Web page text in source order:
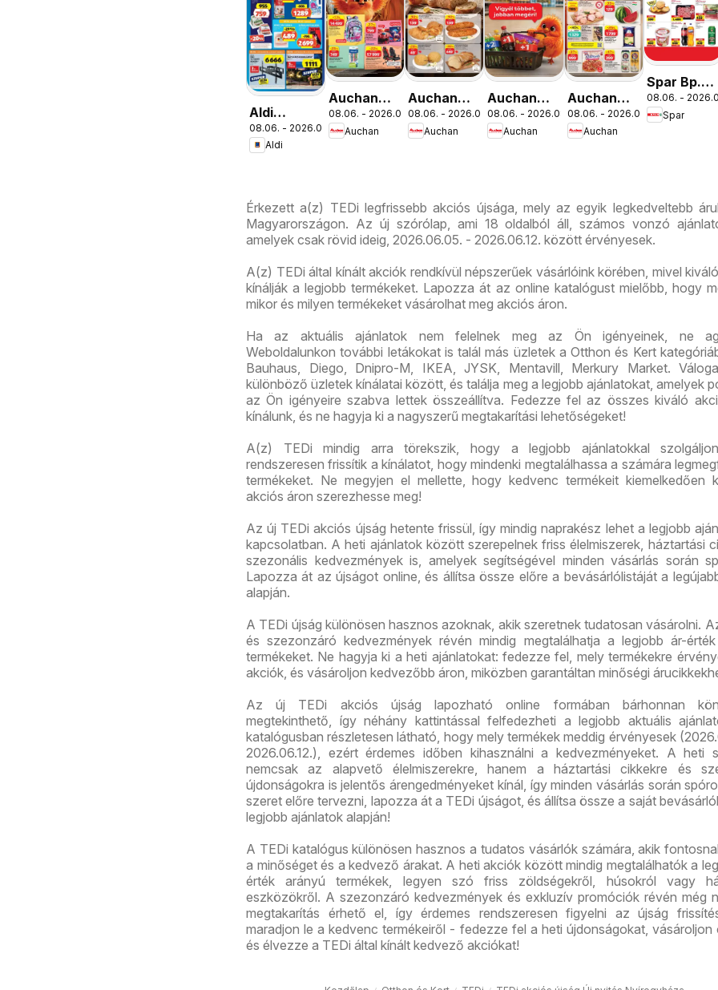
Aldi
aktuális
akciós
08.06. - 2026.08.12.
Aldi
Auchan
Iskolakezdés
ajánlatok
08.06. - 2026.08.19.
Auchan
Auchan
Pékség
ajánlataink
08.06. - 2026.08.12.
Auchan
Auchan
Mennyiségi
kedvezmény
08.06. - 2026.08.19.
Auchan
Auchan
Szupermarket
akciós
08.06. - 2026.08.12.
Auchan
Spar Bp.
XIII.
Országbíró
08.06. -
Spar
Érkezett a(z) TEDi legfrissebb akciós újsága, mely az egyik legkedveltebb
Magyarországon. Az új szórólap, ami 18 oldalból áll, számos vonzó
amelyek csak rövid ideig, 2026.06.05. - 2026.06.12. között érvényesek.
A(z) TEDi által kínált akciók rendkívül népszerűek vásárlóink körében, mivel
kínálják a legjobb termékeket. Lapozza át az online katalógust mielőbb, hogy
mikor és milyen termékeket vásárolhat meg akciós áron.
Ha az aktuális ajánlatok nem felelnek meg az Ön igényeinek, ne
Weboldalunkon további letákokat is talál más üzletek a Otthon és Kert
Bauhaus, Diego, Dnipro-M, IKEA, JYSK, Mentavill, Merkury Market.
különböző üzletek kínálatai között, és találja meg a legjobb ajánlatokat, amelyek
az Ön igényeire szabva lettek összeállítva. Fedezze fel az összes kiváló
kínálunk, és ne hagyja ki a nagyszerű megtakarítási lehetőségeket!
A(z) TEDi mindig arra törekszik, hogy a legjobb ajánlatokkal
rendszeresen frissítik a kínálatot, hogy mindenki megtalálhassa a számára
termékeket. Ne megyjen el mellette, hogy kedvenc termékeit kiemelkedően
akciós áron szerezhesse meg!
Az új TEDi akciós újság hetente frissül, így mindig naprakész lehet a legjobb
kapcsolatban. A heti ajánlatok között szerepelnek friss élelmiszerek, háztartási
szezonális kedvezmények is, amelyek segítségével minden vásárlás során
Lapozza át az újságot online, és állítsa össze előre a bevásárlólistáját a
alapján.
A TEDi újság különösen hasznos azoknak, akik szeretnek tudatosan vásárolni.
és szezonzáró kedvezmények révén mindig megtalálhatja a legjobb ár-
termékeket. Ne hagyja ki a heti ajánlatokat: fedezze fel, mely termékekre
akciók, és vásároljon kedvezőbb áron, miközben garantáltan minőségi
Az új TEDi akciós újság lapozható online formában bárhonnan
megtekinthető, így néhány kattintással felfedezheti a legjobb aktuális
katalógusban részletesen látható, hogy mely termékek meddig érvényesek
2026.06.12.), ezért érdemes időben kihasználni a kedvezményeket. A heti
nemcsak az alapvető élelmiszerekre, hanem a háztartási cikkekre és
újdonságokra is jelentős árengedményeket kínál, így minden vásárlás során
szeret előre tervezni, lapozza át a TEDi újságot, és állítsa össze a saját
legjobb ajánlatok alapján!
A TEDi katalógus különösen hasznos a tudatos vásárlók számára, akik
a minőséget és a kedvező árakat. A heti akciók között mindig megtalálhatók a
érték arányú termékek, legyen szó friss zöldségekről, húsokról vagy
eszközökről. A szezonzáró kedvezmények és exkluzív promóciók révén még
megtakarítás érhető el, így érdemes rendszeresen figyelni az újság
maradjon le a kedvenc termékeiről - fedezze fel a heti újdonságokat, vásároljon
és élvezze a TEDi által kínált kedvező akciókat!